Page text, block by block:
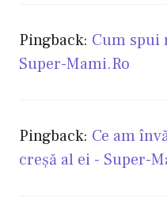
Pingback: Cum spui
Super-Mami.Ro
Pingback: Ce am
creşă al ei - Super-